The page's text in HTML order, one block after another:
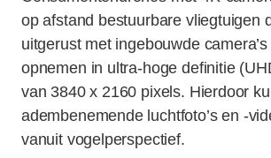
op afstand bestuurbare vliegtuigen
uitgerust met ingebouwde camera’s
opnemen in ultra-hoge definitie
van 3840 x 2160 pixels. Hierdoor
adembenemende luchtfoto’s en -
vanuit vogelperspectief.